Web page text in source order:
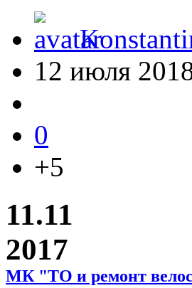
12 июля
0
+5
11.11
2017
МК "ТО и ремонт